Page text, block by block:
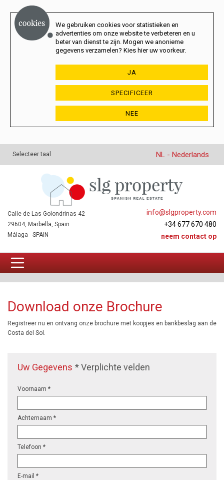
We gebruiken cookies voor statistieken en
advertenties om onze website te verbeteren en u
beter van dienst te zijn. Mogen we anonieme
gegevens verzamelen? Kies hier uw voorkeur.
JA
SPECIFICEER
NEE
Selecteer taal NL - Nederlands
info@slgproperty.com
+34 677 670 480
neem contact op
Calle de Las Golondrinas 42
29604, Marbella, Spain
Málaga - SPAIN
Download onze Brochure
Registreer nu en ontvang onze brochure met koopjes en bankbeslag aan de
Costa del Sol.
Uw Gegevens * Verplichte velden
Voornaam *
Achternaam *
Telefoon *
E-mail *